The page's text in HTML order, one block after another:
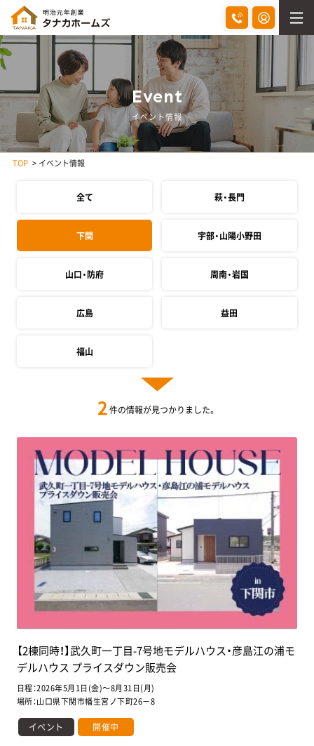
Event
イベント情報
TOP イベント情報
全て 萩・長門
下関 宇部・山陽小野田
山口・防府 周南・岩国
広島 益田
福山
2件の情報が見つかりました。
【2棟同時！】武久町一丁目-7号地モデルハウス・彦島江の浦モ
デルハウス プライスダウン販売会
日程：2026年5月1日(金)～8月31日(月)
場所：山口県下関市幡生宮ノ下町26－8
イベント 開催中